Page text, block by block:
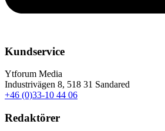
Kundservice
Ytforum Media
Industrivägen 8, 518 31 Sandared
+46 (0)33-10 44 06
Redaktörer